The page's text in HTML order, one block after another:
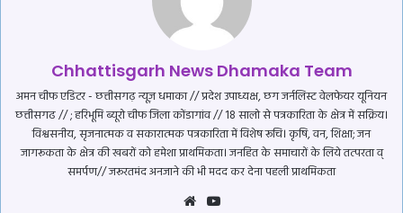
Chhattisgarh News Dhamaka Team
अमन चीफ एडिटर - छत्तीसगढ़ न्यूज़ धमाका // प्रदेश उपाध्यक्ष, छग जर्नलिस्ट वेलफेयर यूनियन
छत्तीसगढ // ; हरिभूमि ब्यूरो चीफ जिला कोंडागांव // 18 सालो से पत्रकारिता के क्षेत्र में सक्रिय।
विश्वसनीय, सृजनात्मक व सकारात्मक पत्रकारिता में विशेष रूचि। कृषि, वन, शिक्षा; जन
जागरूकता के क्षेत्र की खबरों को हमेशा प्राथमिकता। जनहित के समाचारों के लिये तत्परता व्
समर्पण// जरूरतमंद अनजाने की भी मदद कर देना पहली प्राथमिकता
Website